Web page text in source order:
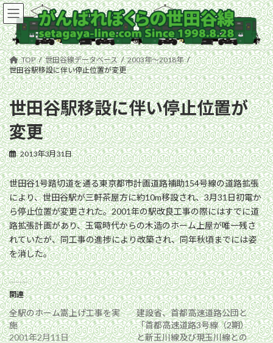
コ
ン
テ
ン
ツ
へ
ス
キ
ッ
プ
ナ
ビ
ゲ
ー
シ
ョ
ン
に
移
動
TOP 世田谷線データベース
2003年〜2018年
世田谷駅移設に伴い停止位置が変更
世田谷駅移設に伴い停止位置が
変更
2013年3月31日
世田谷1号踏切道を通る東京都市計画道路補助154号線の道路拡張
により、世田谷駅が三軒茶屋方に約10m移設され、3月31日初電か
ら停止位置が変更された。2001年の駅改良工事の際にはすでに道
路拡張計画があり、玉電時代からの木造のホーム上屋が唯一残さ
れていたが、同工事の進捗により改築され、同年秋頃までには姿
を消した。
関連
全駅のホーム嵩上げ工事を実
施
2001年2月11日
建設省、首都高速道路公団と
「首都高速道路3号線（2期）
と新玉川線及び現玉川線との